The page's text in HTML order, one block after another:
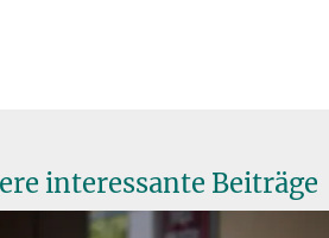
interessante Beiträge